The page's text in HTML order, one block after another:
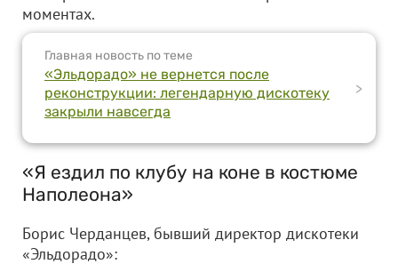
моментах.
Главная новость по теме
«Эльдорадо» не вернется после
реконструкции: легендарную дискотеку
закрыли навсегда
>
«Я ездил по клубу на коне в костюме
Наполеона»
Борис Черданцев, бывший директор дискотеки
«Эльдорадо»: